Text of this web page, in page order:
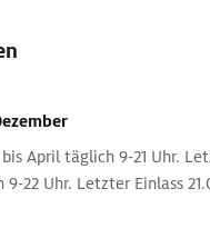
April täglich 9-21 Uhr.
22 Uhr. Letzter Einlass